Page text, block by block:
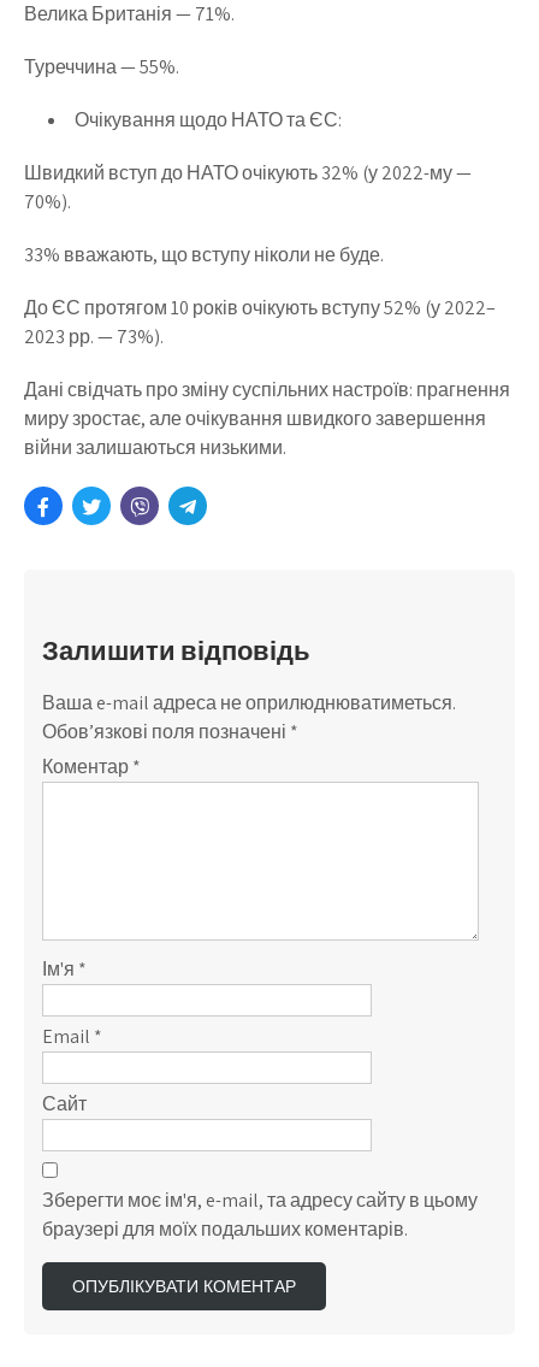
Велика Британія — 71%.
Туреччина — 55%.
Очікування щодо НАТО та ЄС:
Швидкий вступ до НАТО очікують 32% (у 2022-му —
70%).
33% вважають, що вступу ніколи не буде.
До ЄС протягом 10 років очікують вступу 52% (у 2022–
2023 рр. — 73%).
Дані свідчать про зміну суспільних настроїв: прагнення
миру зростає, але очікування швидкого завершення
війни залишаються низькими.
Залишити відповідь
Ваша e-mail адреса не оприлюднюватиметься.
Обов’язкові поля позначені *
Коментар*
Ім'я *
Email *
Сайт
Зберегти моє ім'я, e-mail, та адресу сайту в цьому
браузері для моїх подальших коментарів.